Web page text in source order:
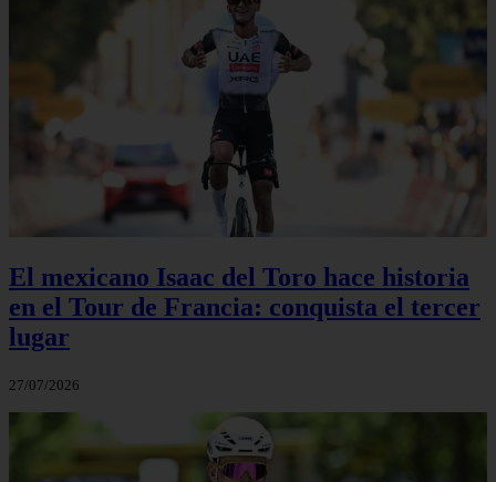
El mexicano Isaac del Toro hace historia
en el Tour de Francia: conquista el tercer
lugar
27/07/2026